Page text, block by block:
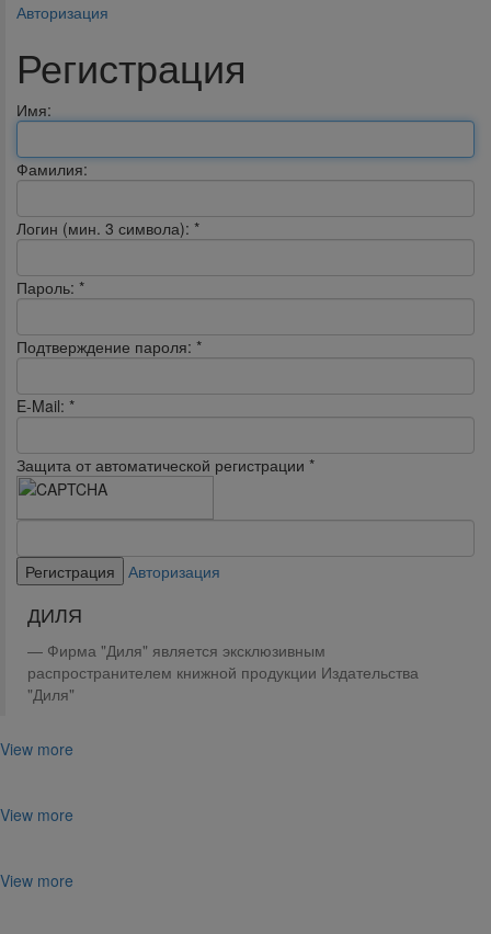
Авторизация
Регистрация
Имя:
Фамилия:
Логин (мин. 3 символа): *
Пароль: *
Подтверждение пароля: *
E-Mail: *
Защита от автоматической регистрации *
Авторизация
ДИЛЯ
Фирма "Диля" является эксклюзивным
распространителем книжной продукции Издательства
"Диля"
View more
View more
View more